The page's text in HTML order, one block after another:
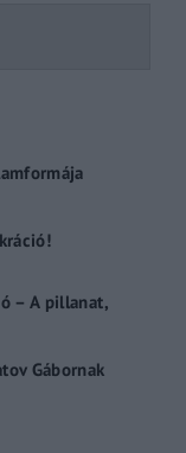
– A pillanat,
Gábornak